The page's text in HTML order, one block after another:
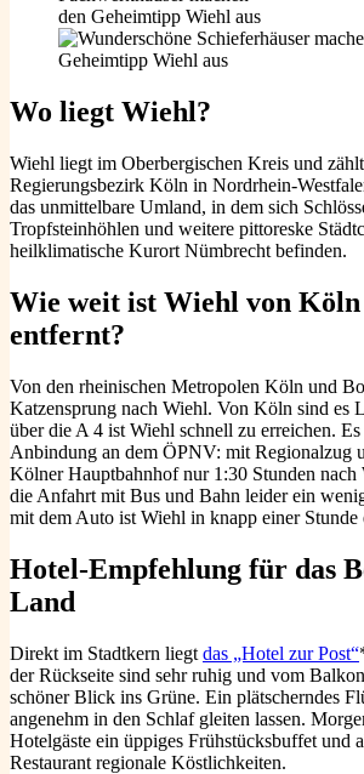
Wo liegt Wiehl?
Wiehl liegt im Oberbergischen Kreis und
Regierungsbezirk Köln in Nordrhein-
das unmittelbare Umland, in dem sich
Tropfsteinhöhlen und weitere pittoreske
heilklimatische Kurort Nümbrecht befinden.
Wie weit ist Wiehl von Köln
entfernt?
Von den rheinischen Metropolen Köln und
Katzensprung nach Wiehl. Von Köln sind es
über die A 4 ist Wiehl schnell zu erreichen.
Anbindung an dem ÖPNV: mit Regionalzug
Kölner Hauptbahnhof nur 1:30 Stunden
die Anfahrt mit Bus und Bahn leider ein
mit dem Auto ist Wiehl in knapp einer Stunde
Hotel-Empfehlung für das
Land
Direkt im Stadtkern liegt das „Hotel zur Post“
der Rückseite sind sehr ruhig und vom
schöner Blick ins Grüne. Ein plätscherndes
angenehm in den Schlaf gleiten lassen.
Hotelgäste ein üppiges Frühstücksbuffet und
Restaurant regionale Köstlichkeiten.